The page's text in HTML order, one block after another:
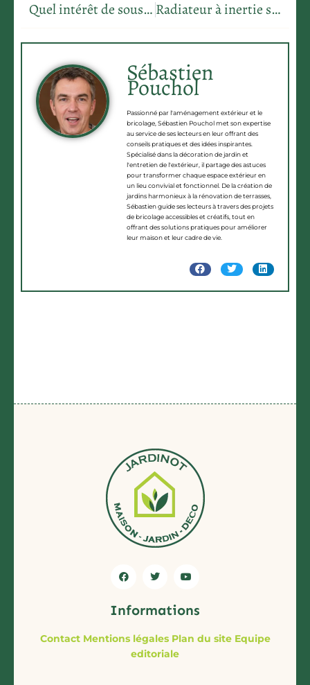
Quel intérêt de souscrire à une assurance habitation? Radiateur à inertie sèche : des innovations décisives ?
Sébastien
Pouchol
Passionné par l'aménagement extérieur et le
bricolage, Sébastien Pouchol met son expertise
au service de ses lecteurs en leur offrant des
conseils pratiques et des idées inspirantes.
Spécialisé dans la décoration de jardin et
l'entretien de l'extérieur, il partage des astuces
pour transformer chaque espace extérieur en
un lieu convivial et fonctionnel. De la création de
jardins harmonieux à la rénovation de terrasses,
Sébastien guide ses lecteurs à travers des projets
de bricolage accessibles et créatifs, tout en
offrant des solutions pratiques pour améliorer
leur maison et leur cadre de vie.
Informations
Contact Mentions légales Plan du site Equipe
editoriale